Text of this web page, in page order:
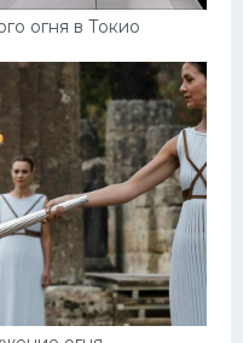
огня в Токио